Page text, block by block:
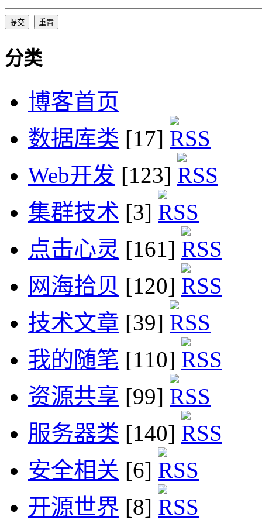
分类
博客首页
数据库类 [17]
Web开发 [123]
集群技术 [3]
点击心灵 [161]
网海拾贝 [120]
技术文章 [39]
我的随笔 [110]
资源共享 [99]
服务器类 [140]
安全相关 [6]
开源世界 [8]